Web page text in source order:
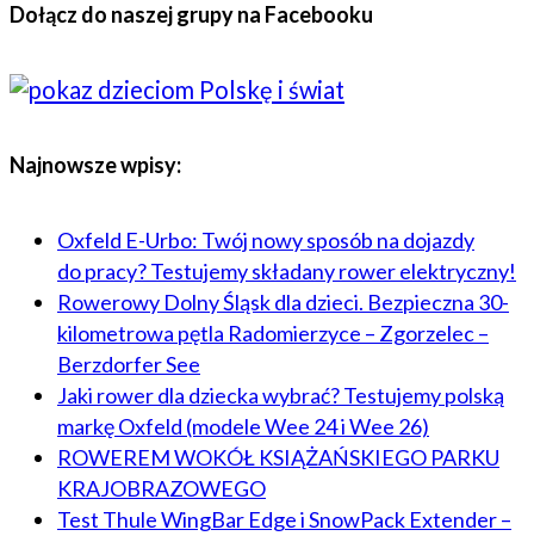
Dołącz do naszej grupy na Facebooku
Najnowsze wpisy:
Oxfeld E-Urbo: Twój nowy sposób na dojazdy
do pracy? Testujemy składany rower elektryczny!
Rowerowy Dolny Śląsk dla dzieci. Bezpieczna 30-
kilometrowa pętla Radomierzyce – Zgorzelec –
Berzdorfer See
Jaki rower dla dziecka wybrać? Testujemy polską
markę Oxfeld (modele Wee 24 i Wee 26)
ROWEREM WOKÓŁ KSIĄŻAŃSKIEGO PARKU
KRAJOBRAZOWEGO
Test Thule WingBar Edge i SnowPack Extender –